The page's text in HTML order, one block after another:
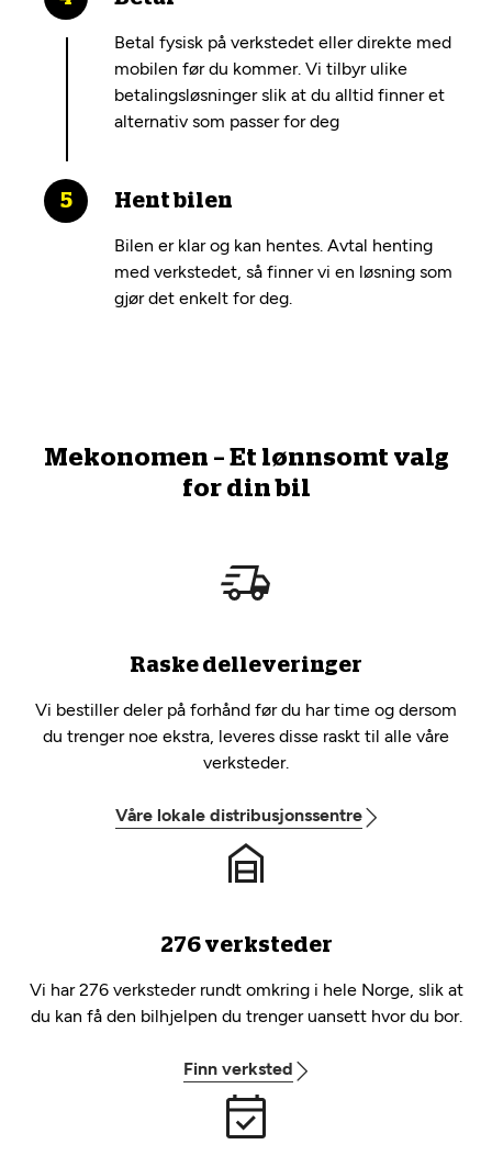
Betal fysisk på verkstedet eller direkte med
mobilen før du kommer. Vi tilbyr ulike
betalingsløsninger slik at du alltid finner et
alternativ som passer for deg
Hent bilen
Bilen er klar og kan hentes. Avtal henting
med verkstedet, så finner vi en løsning som
gjør det enkelt for deg.
Mekonomen – Et lønnsomt valg
for din bil
Raske delleveringer
Vi bestiller deler på forhånd før du har time og dersom
du trenger noe ekstra, leveres disse raskt til alle våre
verksteder.
Våre lokale distribusjonssentre
276 verksteder
Vi har 276 verksteder rundt omkring i hele Norge, slik at
du kan få den bilhjelpen du trenger uansett hvor du bor.
Finn verksted